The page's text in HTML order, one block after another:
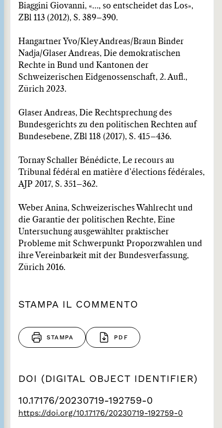
Biaggini Giovanni, «…, so entscheidet das Los»,
ZBl 113 (2012), S. 389–390.
Hangartner Yvo/Kley Andreas/Braun Binder
Nadja/Glaser Andreas, Die demokratischen
Rechte in Bund und Kantonen der
Schweizerischen Eidgenossenschaft, 2. Aufl.,
Zürich 2023.
Glaser Andreas, Die Rechtsprechung des
Bundesgerichts zu den politischen Rechten auf
Bundesebene, ZBl 118 (2017), S. 415–436.
Tornay Schaller Bénédicte, Le recours au
Tribunal fédéral en matière d’élections fédérales,
AJP 2017, S. 351–362.
Weber Anina, Schweizerisches Wahlrecht und
die Garantie der politischen Rechte, Eine
Untersuchung ausgewählter praktischer
Probleme mit Schwerpunkt Proporzwahlen und
ihre Vereinbarkeit mit der Bundesverfassung,
Zürich 2016.
STAMPA IL COMMENTO
STAMPA PDF
DOI (DIGITAL OBJECT IDENTIFIER)
10.17176/20230719-192759-0
https://doi.org/10.17176/20230719-192759-0